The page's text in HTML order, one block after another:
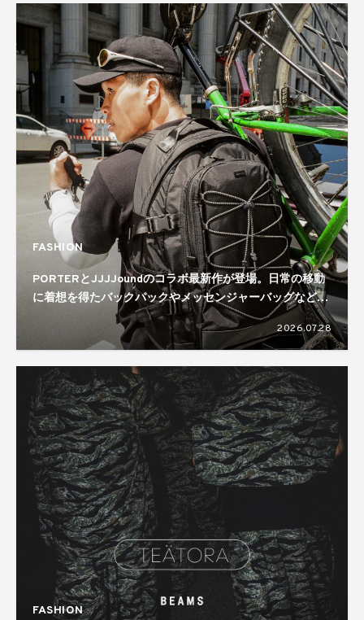
FASHION
PORTERとJJJJoundのコラボ最新作が登場。日常の移動
に着想を得たバックパックやメッセンジャーバッグなどを
ラインナップ
2026.07.28
FASHION